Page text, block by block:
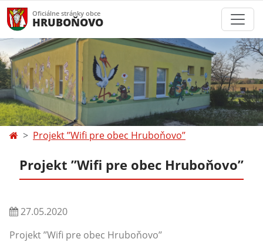
Oficiálne stránky obce
HRUBOŇOVO
Projekt ’’Wifi pre obec Hruboňovo’’
Projekt ’’Wifi pre obec Hruboňovo’’
27.05.2020
Projekt ’’Wifi pre obec Hruboňovo’’